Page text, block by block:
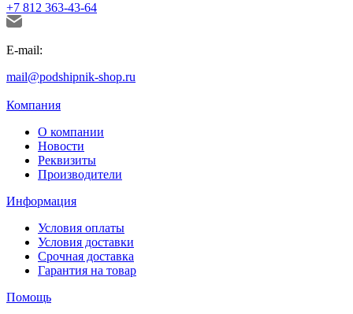
+7 812 363-43-64
E-mail:
mail@podshipnik-shop.ru
Компания
О компании
Новости
Реквизиты
Производители
Информация
Условия оплаты
Условия доставки
Срочная доставка
Гарантия на товар
Помощь